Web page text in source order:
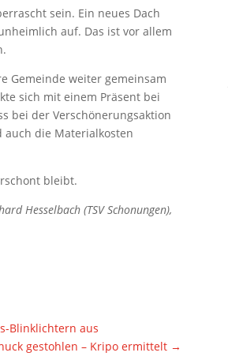
sein. Ein neues Dach
auf. Das ist vor allem
Gemeinde weiter gemeinsam
sich mit einem Präsent bei
bei der Verschönerungsaktion
auch die Materialkosten
bleibt.
Hesselbach (TSV Schonungen),
Blinklichtern aus
gestohlen – Kripo ermittelt →